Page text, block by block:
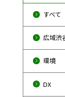
すべて
広域渋
環境
DX